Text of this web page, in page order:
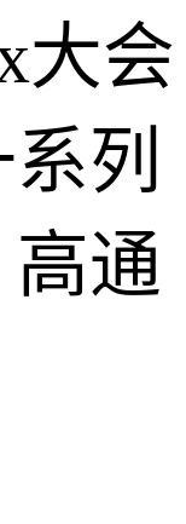
大会
列
通